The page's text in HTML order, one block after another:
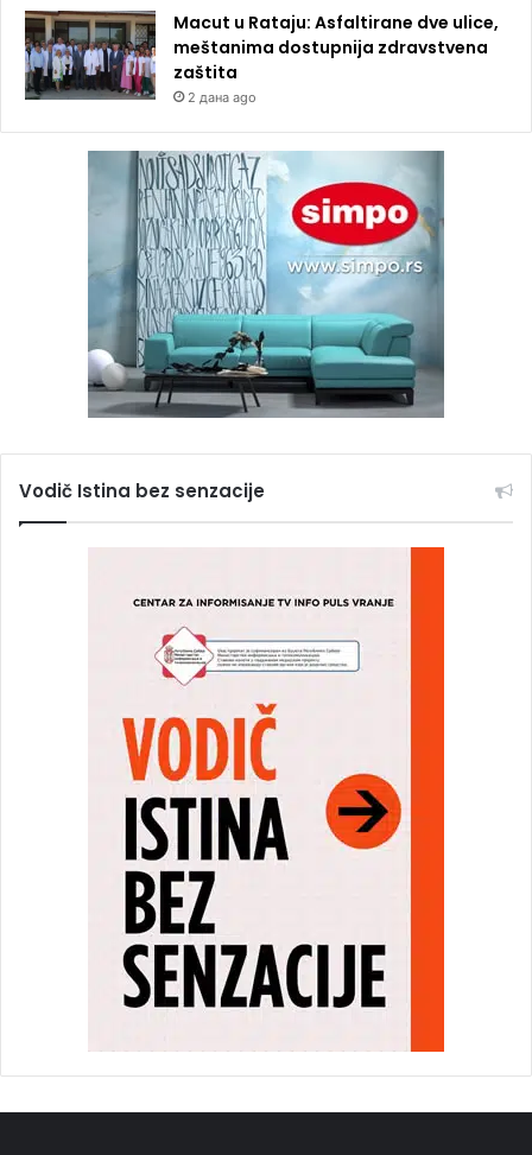
Macut u Rataju: Asfaltirane dve ulice,
meštanima dostupnija zdravstvena
zaštita
2 дана ago
Vodič Istina bez senzacije